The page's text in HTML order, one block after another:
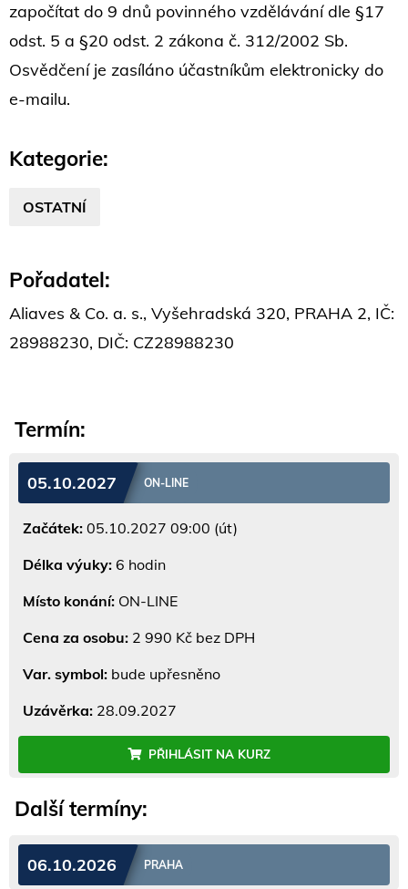
započítat do 9 dnů povinného vzdělávání dle §17
odst. 5 a §20 odst. 2 zákona č. 312/2002 Sb.
Osvědčení je zasíláno účastníkům elektronicky do
e-mailu.
Kategorie:
OSTATNÍ
Pořadatel:
Aliaves & Co. a. s., Vyšehradská 320, PRAHA 2, IČ:
28988230, DIČ: CZ28988230
Termín:
05.10.2027 ON-LINE
Začátek: 05.10.2027 09:00 (út)
Délka výuky: 6 hodin
Místo konání: ON-LINE
Cena za osobu: 2 990 Kč bez DPH
Var. symbol: bude upřesněno
Uzávěrka: 28.09.2027
PŘIHLÁSIT NA KURZ
Další termíny:
06.10.2026 PRAHA